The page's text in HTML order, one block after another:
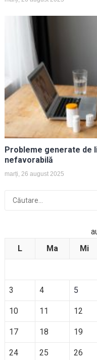
Probleme generate de
nefavorabilă
marți, 26 august 2025
Caută
L
Ma Mi
3 4 5
10 11 12
17 18 19
24 25 26